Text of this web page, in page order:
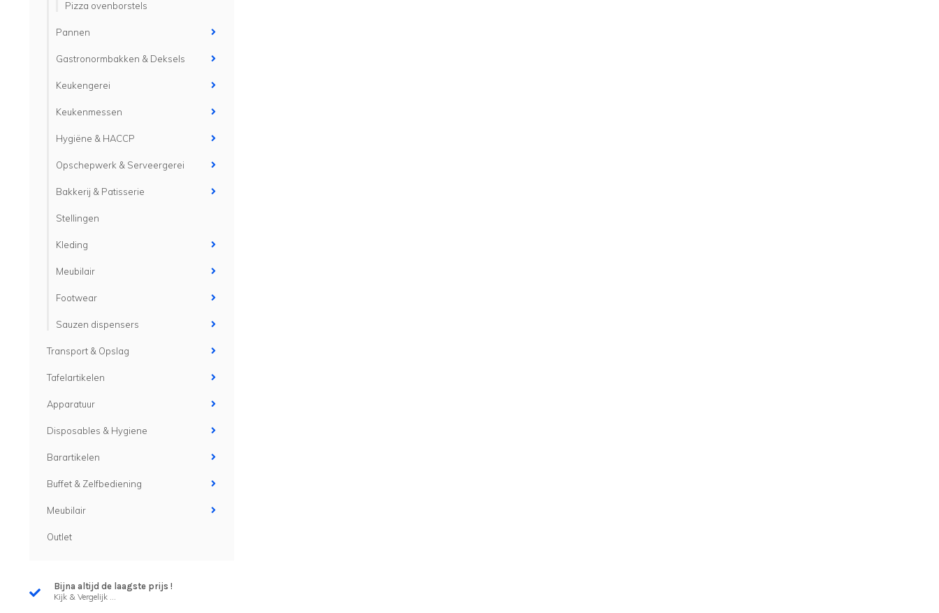
Pizza ovenborstels
Pannen
Gastronormbakken & Deksels
Keukengerei
Keukenmessen
Hygiëne & HACCP
Opschepwerk & Serveergerei
Bakkerij & Patisserie
Stellingen
Kleding
Meubilair
Footwear
Sauzen dispensers
Transport & Opslag
Tafelartikelen
Apparatuur
Disposables & Hygiene
Barartikelen
Buffet & Zelfbediening
Meubilair
Outlet
Bijna altijd de laagste prijs !
Kijk & Vergelijk ...